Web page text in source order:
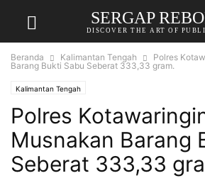
SERGAP
DISCOVER THE ART OF
Beranda Kalimantan Tengah
Polres
Barang Bukti Sabu Seberat 333,33 gram.
Kalimantan Tengah
Polres
Musnakan Barang
Seberat 333,33